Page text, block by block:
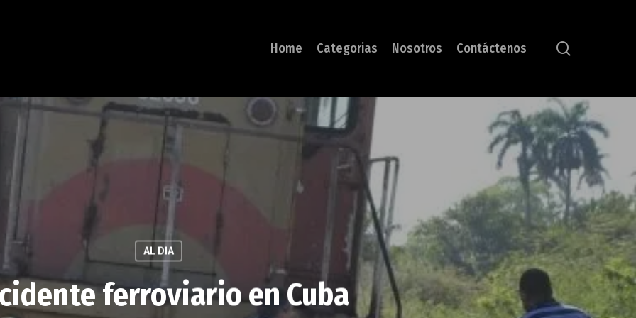
Home Categorias Nosotros Contáctenos
AL DIA
ferroviario en Cuba